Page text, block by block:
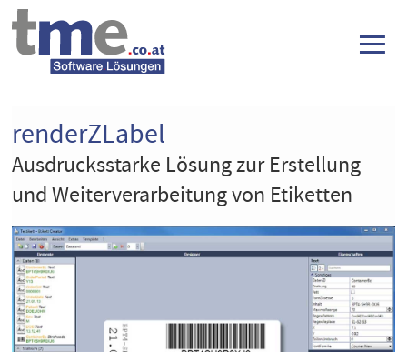
≡
renderZLabel
Ausdrucksstarke Lösung zur Erstellung
und Weiterverarbeitung von Etiketten